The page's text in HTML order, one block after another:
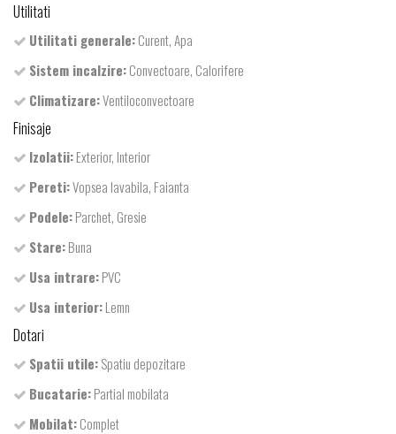
Utilitati
Utilitati generale:Curent, Apa
Sistem incalzire:Convectoare, Calorifere
Climatizare:Ventiloconvectoare
Finisaje
Izolatii:Exterior, Interior
Pereti:Vopsea lavabila, Faianta
Podele:Parchet, Gresie
Stare:Buna
Usa intrare:PVC
Usa interior:Lemn
Dotari
Spatii utile:Spatiu depozitare
Bucatarie:Partial mobilata
Mobilat:Complet